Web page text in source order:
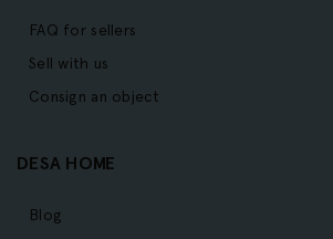
FAQ for sellers
Sell with us
Consign an object
DESA HOME
Blog